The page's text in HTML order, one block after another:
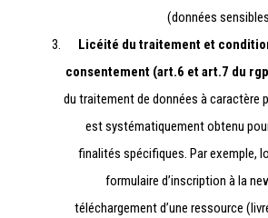
(données
Licéité du traitement et
consentement (art.6 et art.7 du
du traitement de données à caractère
est systématiquement obtenu
finalités spécifiques. Par exemple,
formulaire d’inscription à la
téléchargement d’une ressource